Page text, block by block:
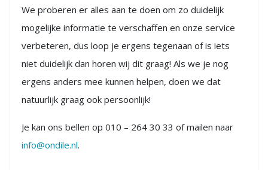
We proberen er alles aan te doen om zo duidelijk
mogelijke informatie te verschaffen en onze service
verbeteren, dus loop je ergens tegenaan of is iets
niet duidelijk dan horen wij dit graag! Als we je nog
ergens anders mee kunnen helpen, doen we dat
natuurlijk graag ook persoonlijk!
Je kan ons bellen op 010 – 264 30 33 of mailen naar
info@ondile.nl.